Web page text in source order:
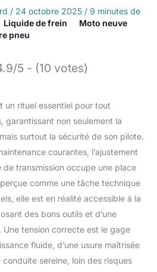
/ 24 octobre 2025 / 9 minutes de
Liquide de frein
Moto neuve
pneu
5 - (10 votes)
un rituel essentiel pour tout
garantissant non seulement la
surtout la sécurité de son pilote.
courantes, l’ajustement
de transmission occupe une place
comme une tâche technique
elle est en réalité accessible à la
des bons outils et d’une
Une tension correcte est le gage
fluide, d’une usure maîtrisée
sereine, loin des risques